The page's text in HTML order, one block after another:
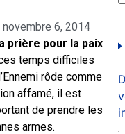
novembre 6, 2014
prière pour la paix
temps difficiles
rôde comme
affamé, il est
de prendre les
armes.